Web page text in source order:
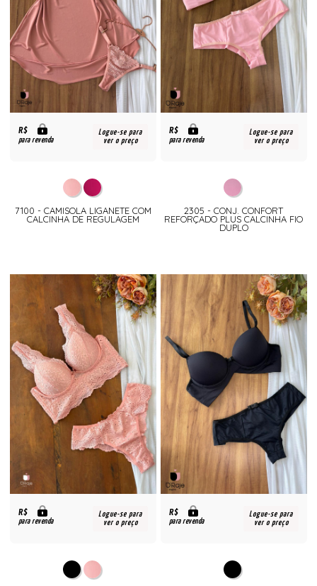
R$
para revenda
Logue-se para
ver o preço
7100 - CAMISOLA LIGANETE COM
CALCINHA DE REGULAGEM
R$
para revenda
Logue-se para
ver o preço
2305 - CONJ. CONFORT
REFORÇADO PLUS CALCINHA FIO
DUPLO
R$
para revenda
Logue-se para
ver o preço
R$
para revenda
Logue-se para
ver o preço